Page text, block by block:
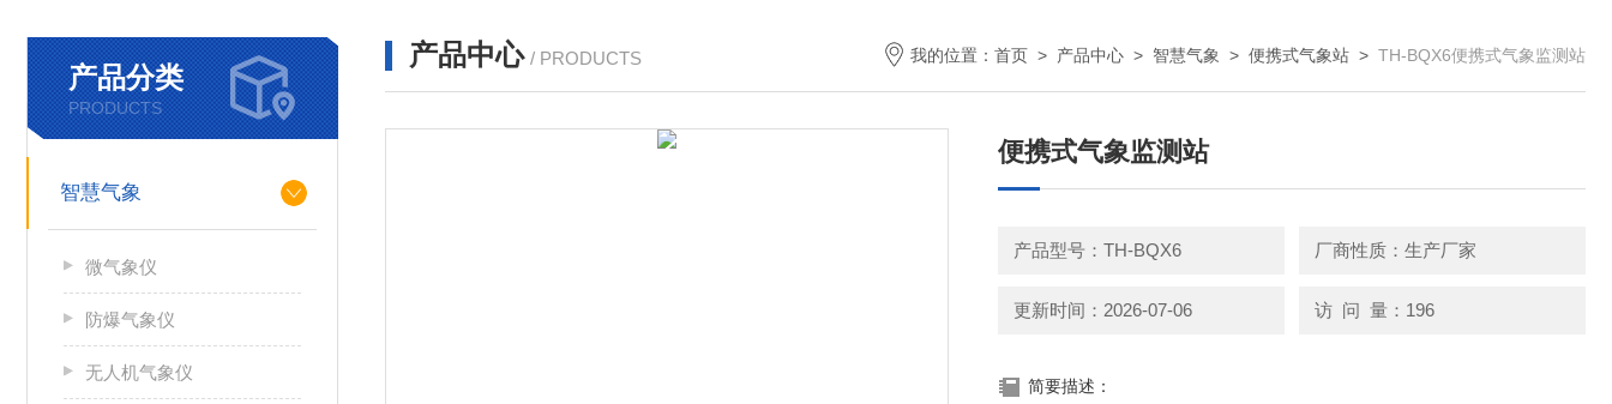
产品分类
PRODUCTS
智慧气象
微气象仪
防爆气象仪
无人机气象仪
产品中心 / PRODUCTS 我的位置： 首页 > 产品中心 > 智慧气象 > 便携式气象站 > TH-BQX6便携式气象监测站
便携式气象监测站
产品型号：TH-BQX6 厂商性质：生产厂家
更新时间：2026-07-06 访 问 量：196
简要描述：